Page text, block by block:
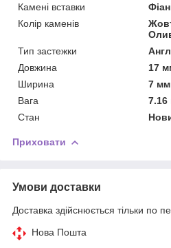
Камені вставки
Колір каменів
Тип застежки
Довжина
17
Ширина
7 мм
Вага
7.16
Стан
Приховати
Умови доставки
Доставка здійснюється тільки по
Нова Пошта